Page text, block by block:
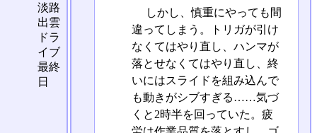
しかし、慎重にやっても間
違ってしまう。トリガが引け
なくてはやり直し、ハンマが
落とせなくてはやり直し、終
いにはスライドを組み込んで
も動きがシブすぎる……気づ
くと2時半を回っていた。疲
淡路
出雲
ドラ
イブ
最終
日